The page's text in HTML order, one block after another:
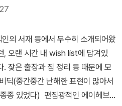
다리를 잃은 이는 에이해브 한 사
은 아들과 그 아들을 찾아 배를 내
고, 몸 일부를 잃은 사람 역시 적지
복수보다는 생존을 선택합니
교묘함, 영악함까지를 받아들이고,
합니다. 에이해브는 그런 그들을
들을 비웃을 수 있는 사람이었을까
'저주'라는 말은 사라지지 않고 여
로운 걱정거리에 진저리 나 얼이
도 하다. '이슈메일' 역시 위에 열거
가 어떤 건지 알고 싶었고, 세상을
선의 선원을 자처했던 것이다.​향유
를 지녀, 상업적인 가치가 있는 존
니는 하얀 고래 '모비딕'은 모든 사
는, 무섭기 짝이 없기로 유명하다.
독자에게 전달될 수 있다고 본다.
고 , 작가 허먼멜빌의
통하여 드 높은 돛대 꼭대기에서
것이다. '피쿼드'호는 좀 작은 구
달린 구식 가구와 어딘지 모르게
에서 오랫동안 단련되고 비바람에
집트와 시베리아에서 싸운 프랑스
었다. 오래된 뱃머리는 턱수염이
돛대는 일본 해안 어디선가에서 강
- 들은 옛날 퀼른의 세 왕의 등뼈
의 서재 등에서 무수히 소개되어왔
, 오랜 시간 내 wish list에 담겨있
. 잦은 출장과 집 정리 등 때문에 모
딕(중간중간 난해한 표현이 많아서
종 있었다) 편집광적인 에이헤브